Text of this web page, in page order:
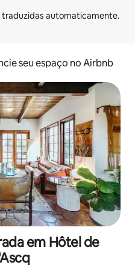
seu espaço no Airbnb
em Hôtel de